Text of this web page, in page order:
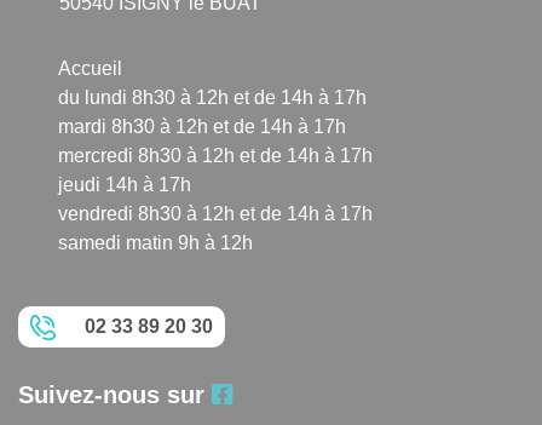
Accueil
du lundi 8h30 à 12h et de 14h à 17h
mardi 8h30 à 12h et de 14h à 17h
mercredi 8h30 à 12h et de 14h à 17h
jeudi 14h à 17h
vendredi 8h30 à 12h et de 14h à 17h
samedi matin 9h à 12h
02 33 89 20 30
Suivez-nous sur